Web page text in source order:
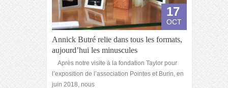
17
OCT
Annick Butré relie dans tous les formats,
aujourd’hui les minuscules
Après notre visite à la fondation Taylor pour
l’exposition de l’association Pointes et Burin, en
juin 2018, nous